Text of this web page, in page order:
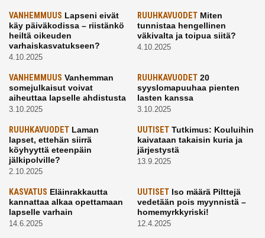
VANHEMMUUS Lapseni eivät
käy päiväkodissa – riistänkö
heiltä oikeuden
varhaiskasvatukseen?
4.10.2025
RUUHKAVUODETMiten
tunnistaa hengellinen
väkivalta ja toipua siitä?
4.10.2025
VANHEMMUUS Vanhemman
somejulkaisut voivat
aiheuttaa lapselle ahdistusta
3.10.2025
RUUHKAVUODET20
syyslomapuuhaa pienten
lasten kanssa
3.10.2025
RUUHKAVUODET Laman
lapset, ettehän siirrä
köyhyyttä eteenpäin
jälkipolville?
2.10.2025
UUTISETTutkimus: Kouluihin
kaivataan takaisin kuria ja
järjestystä
13.9.2025
KASVATUS Eläinrakkautta
kannattaa alkaa opettamaan
lapselle varhain
14.6.2025
UUTISETIso määrä Pilttejä
vedetään pois myynnistä –
homemyrkkyriski!
12.4.2025